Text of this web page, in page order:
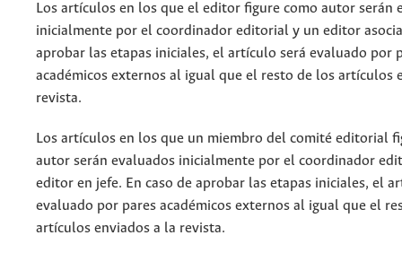
Los artículos en los que el editor figure como autor serán
inicialmente por el coordinador editorial y un editor
aprobar las etapas iniciales, el artículo será evaluado por
académicos externos al igual que el resto de los artículos
revista.
Los artículos en los que un miembro del comité editorial
autor serán evaluados inicialmente por el coordinador
editor en jefe. En caso de aprobar las etapas iniciales, el
evaluado por pares académicos externos al igual que el
artículos enviados a la revista.